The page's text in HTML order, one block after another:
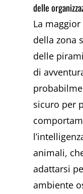
delle
La
della zona
delle
di
sicuro per
animali,
adattarsi
ambiente